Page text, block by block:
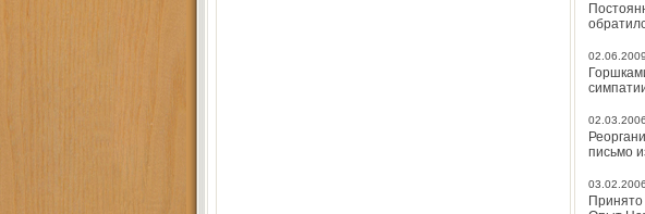
02.06.2009
02.03.2006
письмо
03.02.2006
Принято